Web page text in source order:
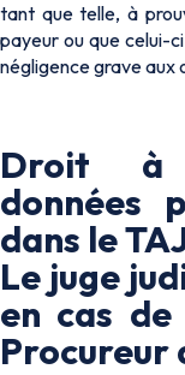
tant que telle, à
payeur ou que celui-
négligence grave aux
Droit à
données
dans le
Le juge
en cas
Procureur